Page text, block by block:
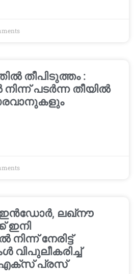
തീപിടുത്തം :
പടർന്ന തീയിൽ
ലഖ്നൗ
ഇനി
നേരിട്ട്
വിപുലീകരിച്ച്
എക്സ് പ്രസ്